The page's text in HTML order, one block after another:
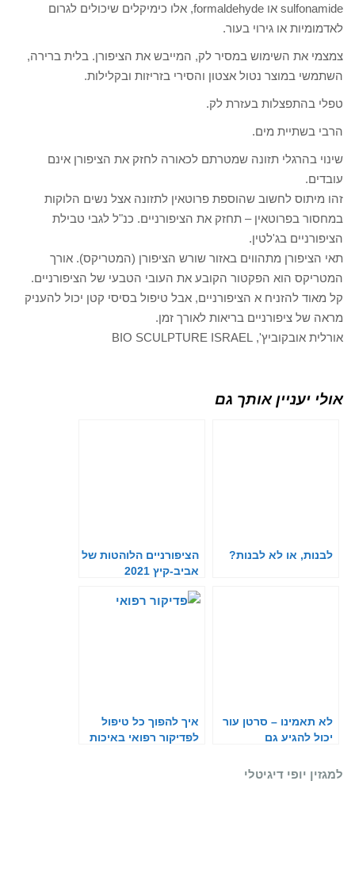
sulfonamide או formaldehyde, אלו כימיקלים שיכולים לגרום
לאדמומיות או גירוי בעור.
צמצמי את השימוש במסיר לק, המייבש את הציפורן. בלית ברירה,
השתמשי במוצר נטול אצטון והסירי בזריזות ובקלילות.
טפלי בהתפצלות בעזרת לק.
הרבי בשתיית מים.
שינוי בהרגלי תזונה שמטרתם לכאורה לחזק את הציפורן אינם
עובדים.
זהו מיתוס לחשוב שהוספת פרוטאין לתזונה אצל נשים הלוקות
במחסור בפרוטאין – תחזק את הציפורניים. כנ"ל לגבי טבילת
הציפורניים בג'לטין.
תאי הציפורן מתהווים באזור שורש הציפורן (המטריקס). אורך
המטריקס הוא הפקטור הקובע את העובי הטבעי של הציפורניים.
קל מאוד להזניח א הציפורניים, אבל טיפול בסיסי קטן יכול להעניק
מראה של ציפורניים בריאות לאורך זמן.
אורלית אובקוביץ', BIO SCULPTURE ISRAEL
אולי יעניין אותך גם
לבנות, או לא לבנות?
הציפורניים הלוהטות של
אביב-קיץ 2021
לא תאמינו – סרטן עור
יכול להגיע גם
איך להפוך כל טיפול
לפדיקור רפואי באיכות
למגזין יופי דיגיטלי